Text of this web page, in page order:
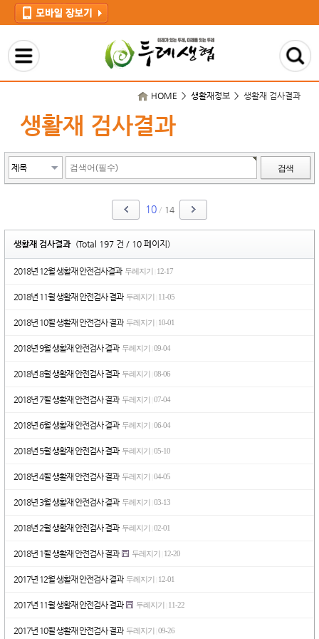
생활재 검사결과
HOME > 생활재정보 > 생활재 검사결과
검색
10 / 14
생활재 검사결과 (Total 197 건 / 10 페이지)
2018년 12월 생활재 안전검사결과 두레지기 12-17
2018년 11월 생활재 안전검사 결과 두레지기 11-05
2018년 10월 생활재 안전검사 결과 두레지기 10-01
2018년 9월 생활재 안전검사 결과 두레지기 09-04
2018년 8월 생활재 안전검사 결과 두레지기 08-06
2018년 7월 생활재 안전검사 결과 두레지기 07-04
2018년 6월 생활재 안전검사 결과 두레지기 06-04
2018년 5월 생활재 안전검사 결과 두레지기 05-10
2018년 4월 생활재 안전검사 결과 두레지기 04-05
2018년 3월 생활재 안전검사 결과 두레지기 03-13
2018년 2월 생활재 안전검사 결과 두레지기 02-01
2018년 1월 생활재 안전검사 결과 두레지기 12-20
2017년 12월 생활재 안전검사 결과 두레지기 12-01
2017년 11월 생활재 안전검사 결과 두레지기 11-22
2017년 10월 생활재 안전검사 결과 두레지기 09-26